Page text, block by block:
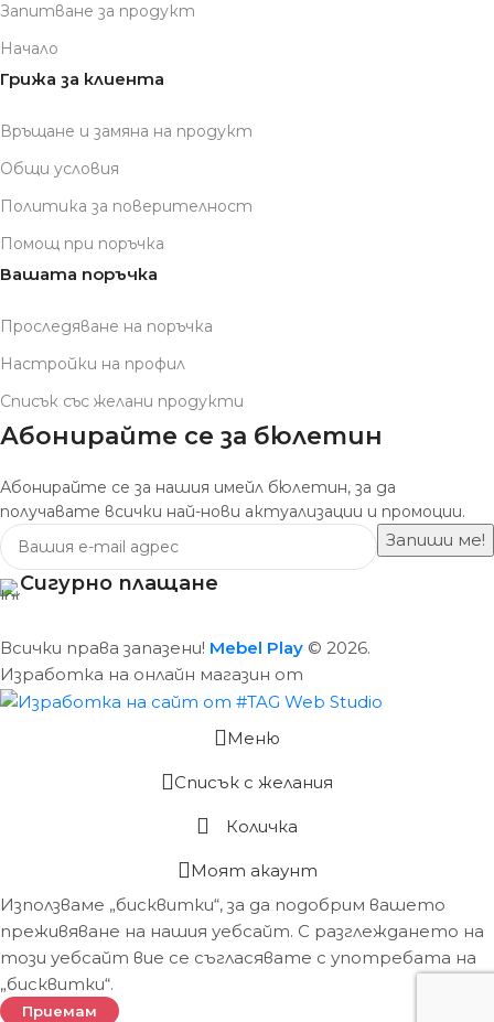
Запитване за продукт
Начало
Грижа за клиента
Връщане и замяна на продукт
Общи условия
Политика за поверителност
Помощ при поръчка
Вашата поръчка
Проследяване на поръчка
Настройки на профил
Списък със желани продукти
Абонирайте се за бюлетин
Абонирайте се за нашия имейл бюлетин, за да
получавате всички най-нови актуализации и промоции.
Сигурно плащане
Всички права запазени! Mebel Play © 2026.
Изработка на онлайн магазин от
Меню
Списък с желания
Количка
Моят акаунт
Използваме „бисквитки“, за да подобрим вашето
преживяване на нашия уебсайт. С разглеждането на
този уебсайт вие се съгласявате с употребата на
„бисквитки“.
Приемам